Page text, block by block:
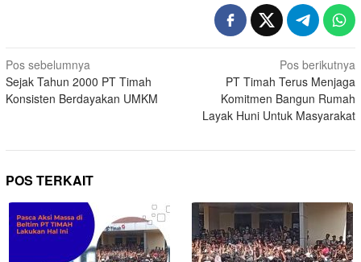
Pos sebelumnya
Sejak Tahun 2000 PT Timah
Konsisten Berdayakan UMKM
Pos berikutnya
PT Timah Terus Menjaga
Komitmen Bangun Rumah
Layak Huni Untuk Masyarakat
POS TERKAIT